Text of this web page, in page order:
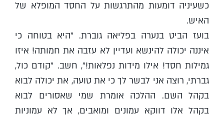
כשעיניה דומעות מהתרגשות על החסד המופלא של
האיש.
בועז הביט בנערה בפליאה גוברת. "היא בטוחה כי
איננה יכולה להינשא ועדיין לא עזבה את חמותה! איזו
גמילות חסד! אילו מידות נפלאות!", חשב. "קודם כול,
גברתי, רוצה אני לבשר לך כי את טועה, את יכולה לבוא
בקהל השם. ההלכה אומרת שמי שאסורים לבוא
בקהל אלו דווקא עמונים ומואבים, אך לא עמוניות